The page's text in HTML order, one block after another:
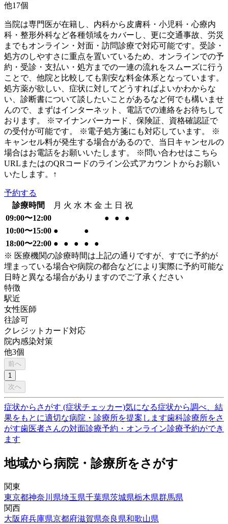
他17個
当院は専門医が在籍し、内科から皮膚科・小児科・心療内
科・整形外科など各種領域をカバーし、更に交通事故、労災
までもオンライン・対面・訪問診療で対応可能です。受診・
処方のしやすさに重点を置いているため、オンラインでの予
約・受診・支払い・処方までの一連の流れをスムーズに行う
ことで、他院と比較しても割安な料金体系となっています。
処方薬が欲しい、症状に対してどうすればよいかわからな
い、診断書について談したいことがあるなど何でも構いませ
んので、まずはインターネット、電話での連絡をお待ちして
おります。 ※マイナンバーカード、保険証、資格確認証で
の受付が可能です。 ※電子処方箋にも対応しています。 ※
キャンセル料が発生する場合があるので、当日キャンセルの
場合はお電話をお願いいたします。 ※問い合わせはこちら
URLまたはのQRコードのライン公式アカウントからお願い
いたします。↑
予約する
診療時間
月 火 水 木 金 土 日 祝
09:00〜12:00
● ●
●
10:00〜15:00 ●
●
18:00〜22:00 ● ● ● ●
●
※ 医療機関の診療時間は上記の通りですが、すでに予約が
埋まっている場合や病院の都合などにより実際に予約可能な
日時と異なる場合がありますのでご了承ください
特徴
駅近
女性医師
往診可
クレジットカード対応
院内感染対策
他3個
前へ
1
次へ
症状からさがす (症状チェッカー)気になる症状から調べ、結
果をもとに適切な病院・診療所を提案します歯科診療所をさ
がす歯医者さんの対面診療予約・オンライン診療予約ができ
ます
地域から病院・診療所をさがす
関東
東京都神奈川県埼玉県千葉県茨城県栃木県群馬県
関西
大阪府兵庫県京都府滋賀県奈良県和歌山県